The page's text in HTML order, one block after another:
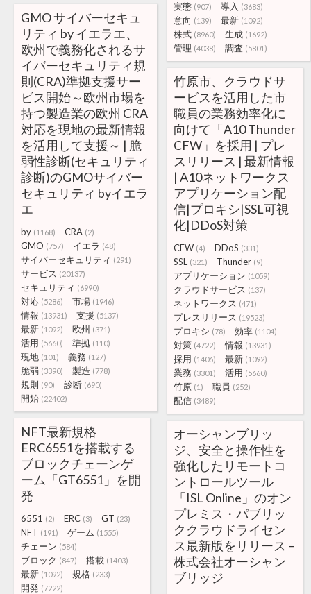
実態 (907) 導入 (3683)
意向 (139) 最新 (1092)
株式 (8960) 生成 (1692)
管理 (4038) 調査 (5801)
GMO サイバーセキュ
リティ by イエラエ、
欧州で義務化されるサ
イバーセキュリティ規
則(CRA)準拠支援サー
ビス開始～欧州市場を
持つ製造業の欧州 CRA
対応を現地の最新情報
を活用して支援～ | 脆
弱性診断(セキュリティ
診断)のGMOサイバー
セキュリティ byイエラ
エ
by (1168) CRA (2)
GMO (757) イエラ (48)
サイバーセキュリティ (291)
サービス (20137)
セキュリティ (6990)
対応 (5286) 市場 (1946)
情報 (13931) 支援 (5137)
最新 (1092) 欧州 (371)
活用 (5660) 準拠 (110)
現地 (101) 義務 (127)
脆弱 (3390) 製造 (778)
規則 (90) 診断 (690)
開始 (22402)
竹原市、クラウドサ
ービスを活用した市
職員の業務効率化に
向けて「A10 Thunder
CFW」を採用 | プレ
スリリース | 最新情報
| A10ネットワークス
アプリケーション配
信|プロキシ|SSL可視
化|DDoS対策
CFW (4) DDoS (331)
SSL (321) Thunder (9)
アプリケーション (1059)
クラウドサービス (137)
ネットワークス (471)
プレスリリース (19523)
プロキシ (78) 効率 (1104)
対策 (4722) 情報 (13931)
採用 (1406) 最新 (1092)
業務 (3301) 活用 (5660)
竹原 (1) 職員 (252)
配信 (3489)
NFT最新規格
ERC6551を搭載する
ブロックチェーンゲ
ーム「GT6551」を開
発
6551 (2) ERC (3) GT (23)
NFT (191) ゲーム (1555)
チェーン (584)
ブロック (847) 搭載 (1403)
最新 (1092) 規格 (233)
開発 (7222)
オーシャンブリッ
ジ、安全と操作性を
強化したリモートコ
ントロールツール
「ISL Online」のオン
プレミス・パブリッ
ククラウドライセン
ス最新版をリリース –
株式会社オーシャン
ブリッジ